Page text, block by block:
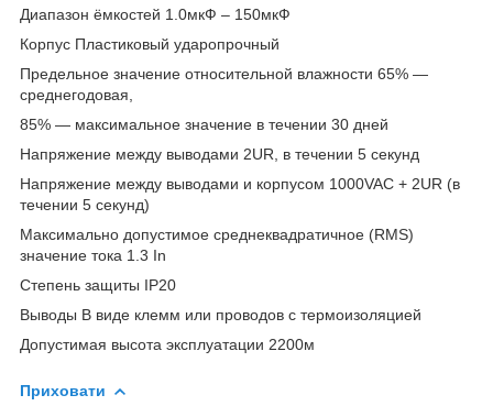
Диапазон ёмкостей 1.0мкФ – 150мкФ
Корпус Пластиковый ударопрочный
Предельное значение относительной влажности 65% ―
среднегодовая,
85% ― максимальное значение в течении 30 дней
Напряжение между выводами 2UR, в течении 5 секунд
Напряжение между выводами и корпусом 1000VAC + 2UR (в
течении 5 секунд)
Максимально допустимое среднеквадратичное (RMS)
значение тока 1.3 In
Степень защиты IP20
Выводы В виде клемм или проводов с термоизоляцией
Допустимая высота эксплуатации 2200м
Приховати